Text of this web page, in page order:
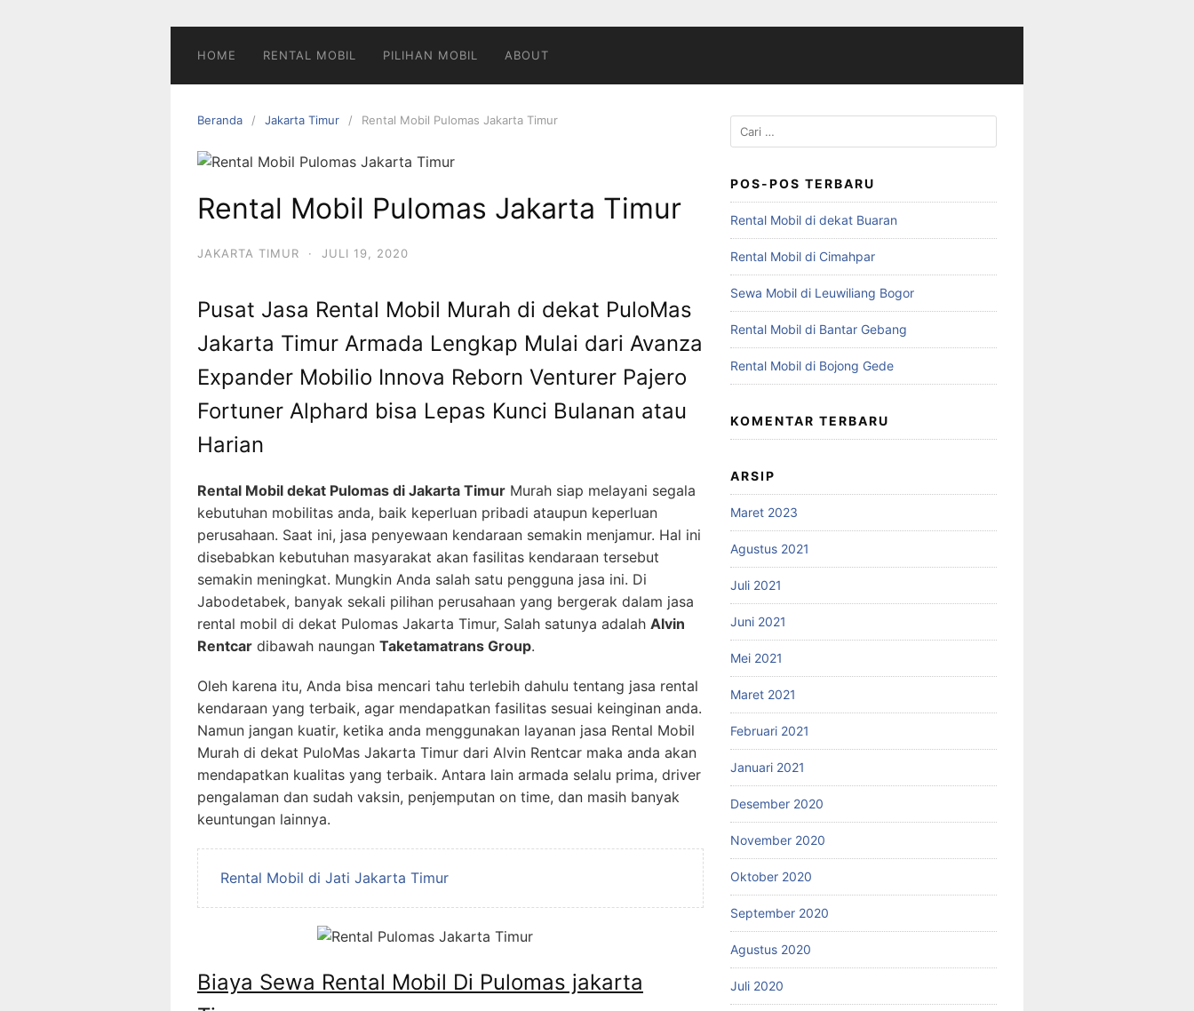
HOME RENTAL MOBIL PILIHAN MOBIL ABOUT
Beranda Jakarta Timur Rental Mobil Pulomas Jakarta Timur
Rental Mobil Pulomas Jakarta Timur
JAKARTA TIMUR · JULI 19, 2020
Pusat Jasa Rental Mobil Murah di dekat PuloMas
Jakarta Timur Armada Lengkap Mulai dari Avanza
Expander Mobilio Innova Reborn Venturer Pajero
Fortuner Alphard bisa Lepas Kunci Bulanan atau
Harian
Rental Mobil dekat Pulomas di Jakarta Timur Murah siap melayani segala
kebutuhan mobilitas anda, baik keperluan pribadi ataupun keperluan
perusahaan. Saat ini, jasa penyewaan kendaraan semakin menjamur. Hal ini
disebabkan kebutuhan masyarakat akan fasilitas kendaraan tersebut
semakin meningkat. Mungkin Anda salah satu pengguna jasa ini. Di
Jabodetabek, banyak sekali pilihan perusahaan yang bergerak dalam jasa
rental mobil di dekat Pulomas Jakarta Timur, Salah satunya adalah Alvin
Rentcar dibawah naungan Taketamatrans Group.
Oleh karena itu, Anda bisa mencari tahu terlebih dahulu tentang jasa rental
kendaraan yang terbaik, agar mendapatkan fasilitas sesuai keinginan anda.
Namun jangan kuatir, ketika anda menggunakan layanan jasa Rental Mobil
Murah di dekat PuloMas Jakarta Timur dari Alvin Rentcar maka anda akan
mendapatkan kualitas yang terbaik. Antara lain armada selalu prima, driver
pengalaman dan sudah vaksin, penjemputan on time, dan masih banyak
keuntungan lainnya.
Rental Mobil di Jati Jakarta Timur
Biaya Sewa Rental Mobil Di Pulomas jakarta
Cari
untuk:
POS-POS TERBARU
Rental Mobil di dekat Buaran
Rental Mobil di Cimahpar
Sewa Mobil di Leuwiliang Bogor
Rental Mobil di Bantar Gebang
Rental Mobil di Bojong Gede
KOMENTAR TERBARU
ARSIP
Maret 2023
Agustus 2021
Juli 2021
Juni 2021
Mei 2021
Maret 2021
Februari 2021
Januari 2021
Desember 2020
November 2020
Oktober 2020
September 2020
Agustus 2020
Juli 2020